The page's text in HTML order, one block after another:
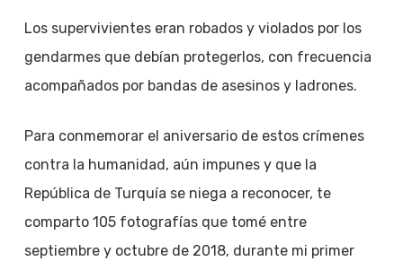
Los supervivientes eran robados y violados por los
gendarmes que debían protegerlos, con frecuencia
acompañados por bandas de asesinos y ladrones.
Para conmemorar el aniversario de estos crímenes
contra la humanidad, aún impunes y que la
República de Turquía se niega a reconocer, te
comparto 105 fotografías que tomé entre
septiembre y octubre de 2018, durante mi primer